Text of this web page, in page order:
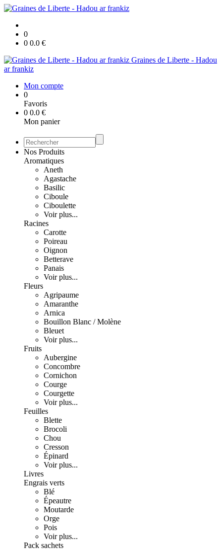
0
0 0.0 €
Graines de Liberte - Hadou
ar frankiz
Mon compte
0
Favoris
0 0.0 €
Mon panier
Nos Produits
Aromatiques
Aneth
Agastache
Basilic
Ciboule
Ciboulette
Voir plus...
Racines
Carotte
Poireau
Oignon
Betterave
Panais
Voir plus...
Fleurs
Agripaume
Amaranthe
Arnica
Bouillon Blanc / Molène
Bleuet
Voir plus...
Fruits
Aubergine
Concombre
Cornichon
Courge
Courgette
Voir plus...
Feuilles
Blette
Brocoli
Chou
Cresson
Épinard
Voir plus...
Livres
Engrais verts
Blé
Épeautre
Moutarde
Orge
Pois
Voir plus...
Pack sachets